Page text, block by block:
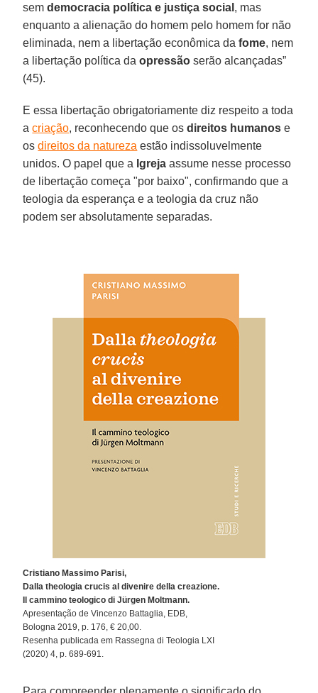
semdemocracia política e justiça social , mas
enquanto a alienação do homem pelo homem for não
eliminada, nem a libertação econômica dafome, nem
a libertação política daopressão serão alcançadas”
(45).
E essa libertação obrigatoriamente diz respeito a toda
acriação, reconhecendo que osdireitos humanos e
osdireitos da natureza estão indissoluvelmente
unidos. O papel que a Igreja assume nesse processo
de libertação começa "por baixo", confirmando que a
teologia da esperança e a teologia da cruz não
podem ser absolutamente separadas.
Cristiano Massimo Parisi,
Dalla theologia crucis al divenire della creazione.
Il cammino teologico di Jürgen Moltmann.
Apresentação de Vincenzo Battaglia, EDB,
Bologna 2019, p. 176, € 20,00.
Resenha publicada em Rassegna di Teologia LXI
(2020) 4, p. 689-691.